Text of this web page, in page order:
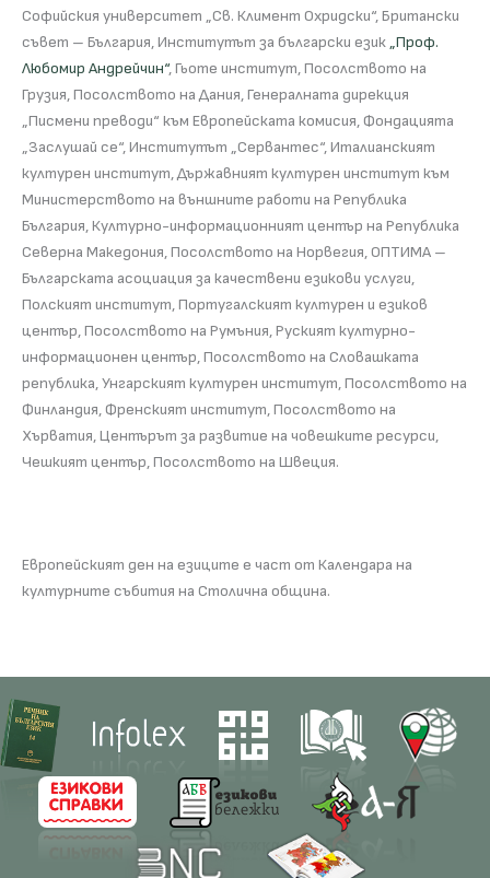
Софийския университет „Св. Климент Охридски“, Британски
съвет – България, Институтът за български език „Проф.
Любомир Андрейчин“, Гьоте институт, Посолството на
Грузия, Посолството на Дания, Генералната дирекция
„Писмени преводи“ към Европейската комисия, Фондацията
„Заслушай се“, Институтът „Сервантес“, Италианският
културен институт, Държавният културен институт към
Министерството на външните работи на Република
България, Културно-информационният център на Република
Северна Македония, Посолството на Норвегия, ОПТИМА –
Българската асоциация за качествени езикови услуги,
Полският институт, Португалският културен и езиков
център, Посолството на Румъния, Руският културно-
информационен център, Посолството на Словашката
република, Унгарският културен институт, Посолството на
Финландия, Френският институт, Посолството на
Хърватия, Центърът за развитие на човешките ресурси,
Чешкият център, Посолството на Швеция.
Европейският ден на езиците е част от Календара на
културните събития на Столична община.